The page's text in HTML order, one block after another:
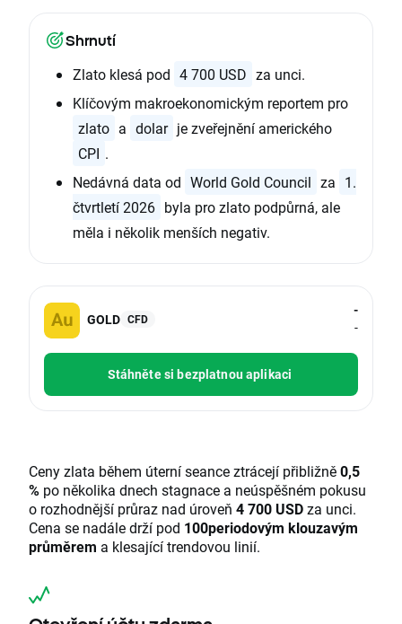
Shrnutí
Zlato klesá pod 4 700 USD za unci.
Klíčovým makroekonomickým reportem pro
zlato a dolar je zveřejnění amerického
CPI .
Nedávná data od World Gold Council za 1.
čtvrtletí 2026 byla pro zlato podpůrná, ale
měla i několik menších negativ.
GOLD CFD
-
-
Stáhněte si bezplatnou aplikaci
Ceny zlata během úterní seance ztrácejí přibližně0,5
% po několika dnech stagnace a neúspěšném pokusu
o rozhodnější průraz nad úroveň 4 700 USDza unci.
Cena se nadále drží pod 100periodovým klouzavým
průměrem a klesající trendovou linií.